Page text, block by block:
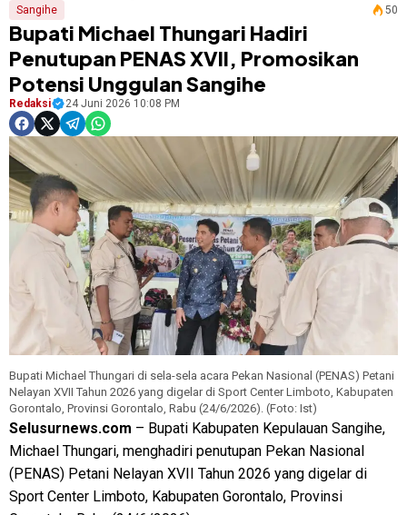
Sangihe 50
Bupati Michael Thungari Hadiri
Penutupan PENAS XVII, Promosikan
Potensi Unggulan Sangihe
Redaksi 24 Juni 2026 10:08 PM
Bupati Michael Thungari di sela-sela acara Pekan Nasional (PENAS) Petani
Nelayan XVII Tahun 2026 yang digelar di Sport Center Limboto, Kabupaten
Gorontalo, Provinsi Gorontalo, Rabu (24/6/2026). (Foto: Ist)
Selusurnews.com – Bupati Kabupaten Kepulauan Sangihe,
Michael Thungari, menghadiri penutupan Pekan Nasional
(PENAS) Petani Nelayan XVII Tahun 2026 yang digelar di
Sport Center Limboto, Kabupaten Gorontalo, Provinsi